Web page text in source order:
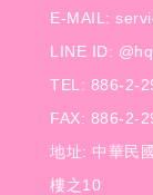
E-MAIL:
LINE ID:
TEL: 886-2-
FAX: 886-2-
地址: 中華民
樓之10